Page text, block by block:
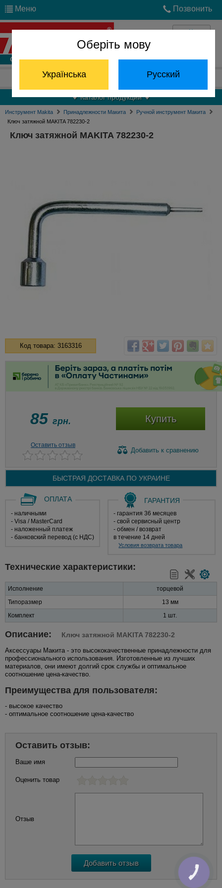
Оберіть мову
Українська Русский
Меню Позвонить
Войти
Отдел запчастей: (068) 824-24-24
Каталог продукции
Инструмент Makita Принадлежности Макита
Ручной инструмент Макита
Ключ затяжной MAKITA 782230-2
Ключ затяжной MAKITA 782230-2
Код товара: 3163316
85 грн. Купить
Оставить отзыв
Добавить к сравнению
БЫСТРАЯ ДОСТАВКА ПО УКРАИНЕ
ОПЛАТА
- наличными
- Visa / MasterCard
- наложенный платеж
- банковский перевод (с НДС)
ГАРАНТИЯ
- гарантия 36 месяцев
- свой сервисный центр
- обмен / возврат
в течение 14 дней
Условия возврата товара
Технические характеристики:
Исполнение
торцевой
Типоразмер
13 мм
Комплект
1 шт.
Описание: Ключ затяжной MAKITA 782230-2
Аксессуары Макита - это высококачественные принадлежности для
профессионального использования. Изготовленные из лучших
материалов, они имеют долгий срок службы и оптимальное
соотношение цена-качество.
Преимущества для пользователя:
- высокое качество
- оптимальное соотношение цена-качество
Оставить отзыв:
Ваше имя
Оценить товар
Отзыв
КНОПКА
ЗВ'ЯЗКУ